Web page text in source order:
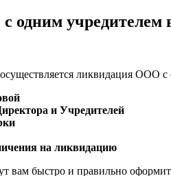
одним учредителем
ликвидация ООО с
и Учредителей
на ликвидацию
вам быстро и правильно